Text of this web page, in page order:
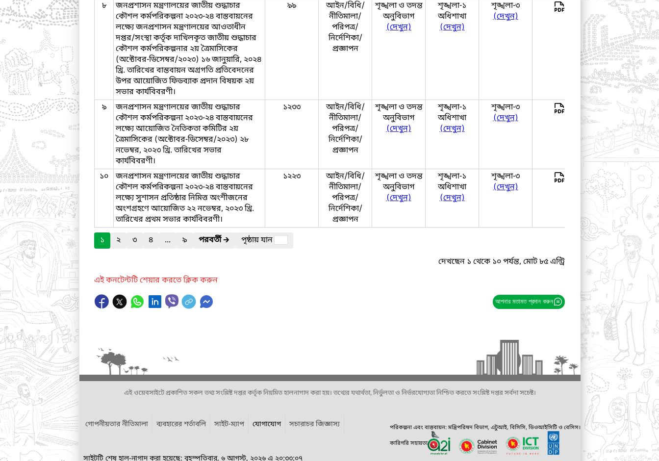
৮
জনপ্রশাসন মন্ত্রণালয়ের জাতীয় শুদ্ধাচার
কৌশল কর্মপরিকল্পনা ২০২৩-২৪ বাস্তবায়নের
লক্ষ্যে জনপ্রশাসন মন্ত্রণালয়ের আওতাধীন
দপ্তর/সংস্থা কর্তৃক দাখিলকৃত জাতীয় শুদ্ধাচার
কৌশল কর্মপরিকল্পনার ২য় ত্রৈমাসিকের
(অক্টোবর-ডিসেম্বর/২০২৩) ১৬ জানুয়ারি, ২০২৪
খ্রি. তারিখের বাস্তবায়ন অগ্রগতি প্রতিবেদনের
উপর আয়োজিত ফিডব্যাক প্রদান বিষয়ক ২য়
সভার কার্যবিবরণী।
৯৯
আইন/বিধি/
নীতিমালা/
পরিপত্র/
নির্দেশিকা/
প্রজ্ঞাপন
শৃঙ্খলা ও তদন্ত
অনুবিভাগ
(দেখুন)
শৃঙ্খলা-১
অধিশাখা
(দেখুন)
শৃঙ্খলা-৩
(দেখুন)
দেখুন
৯
জনপ্রশাসন মন্ত্রণালয়ের জাতীয় শুদ্ধাচার
কৌশল কর্মপরিকল্পনা ২০২৩-২৪ বাস্তবায়নের
লক্ষ্যে আয়োজিত নৈতিকতা কমিটির ২য়
ত্রৈমাসিকের (অক্টোবর-ডিসেম্বর/২০২৩) ২৮
নভেম্বর, ২০২৩ খ্রি. তারিখের সভার
কার্যবিবরণী।
১২৩৩
আইন/বিধি/
নীতিমালা/
পরিপত্র/
নির্দেশিকা/
প্রজ্ঞাপন
শৃঙ্খলা ও তদন্ত
অনুবিভাগ
(দেখুন)
শৃঙ্খলা-১
অধিশাখা
(দেখুন)
শৃঙ্খলা-৩
(দেখুন)
দেখুন
১০
জনপ্রশাসন মন্ত্রণালয়ের জাতীয় শুদ্ধাচার
কৌশল কর্মপরিকল্পনা ২০২৩-২৪ বাস্তবায়নের
লক্ষ্যে সুশাসন প্রতিষ্ঠার নিমিত্ত অংশীজনের
অংশগ্রহণে আয়োজিত ২২ নভেম্বর, ২০২৩ খ্রি.
তারিখের প্রথম সভার কার্যবিবরণী।
১২২৩
আইন/বিধি/
নীতিমালা/
পরিপত্র/
নির্দেশিকা/
প্রজ্ঞাপন
শৃঙ্খলা ও তদন্ত
অনুবিভাগ
(দেখুন)
শৃঙ্খলা-১
অধিশাখা
(দেখুন)
শৃঙ্খলা-৩
(দেখুন)
দেখুন
১ ২ ৩ ৪ ... ৯ পরবর্তী🡲
পৃষ্ঠায় যান
দেখছেন ১ থেকে ১০ পর্যন্ত, মোট ৮৫ এন্ট্রি
এই কনটেন্টটি শেয়ার করতে ক্লিক করুন
আপনার মতামত প্রদান করুন
এই ওয়েবসাইটে প্রকাশিত সকল তথ্য সংশ্লিষ্ট দপ্তর কর্তৃক নিয়মিত হালনাগাদ করা হয়। তথ্যের যথার্থতা, নির্ভুলতা ও নির্ভরযোগ্যতা নিশ্চিত করতে সংশ্লিষ্ট দপ্তর সর্বদা সচেষ্ট।
গোপনীয়তার নীতিমালা ব্যবহারের শর্তাবলি সাইট-ম্যাপ যোগাযোগ সচারাচর জিজ্ঞাস্য
সাইটটি শেষ হাল-নাগাদ করা হয়েছে: বৃহস্পতিবার, ৬ আগস্ট, ২০২৬ এ ২০:৩৩:০৭
পরিকল্পনা এবং বাস্তবায়ন: মন্ত্রিপরিষদ বিভাগ, এটুআই, বিসিসি, ডিওআইসিটি ও বেসিস।
কারিগরি সহায়তা